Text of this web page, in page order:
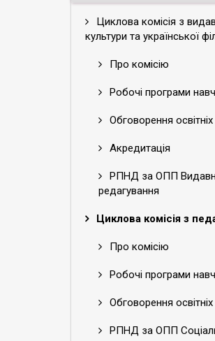
Циклова комісія з
культури та української
Про комісію
Робочі програми
Обговорення
Акредитація
РПНД за ОПП
редагування
Циклова комісія з
Про комісію
Робочі програми
Обговорення
РПНД за ОПП